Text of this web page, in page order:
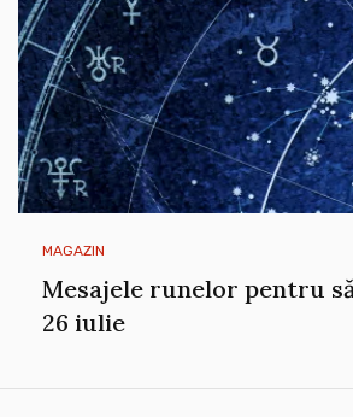
MAGAZIN
Mesajele runelor pentru
26 iulie